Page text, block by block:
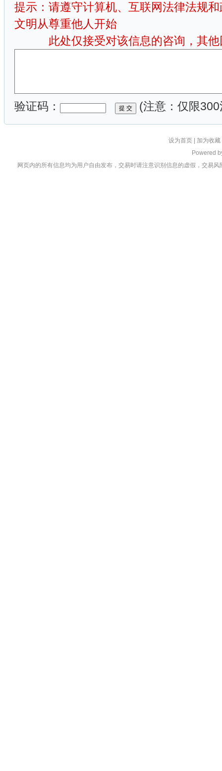
提示：请遵守计算机、互联网法律法规
文明从尊重他人开始
此处仅接受对该信息的咨询，其他
验证码： (注意：仅限
设为首页 加为收藏
Powered
网页内的所有信息均为用户自由发布，交易时请注意识别信息的虚假，交易